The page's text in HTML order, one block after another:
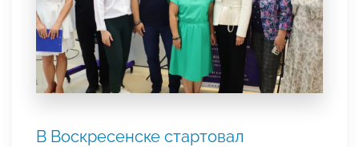
В Воскресенске стартовал